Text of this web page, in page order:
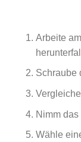
Arbeite
Schraube
Nimm
Wähle